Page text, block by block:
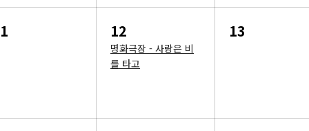
12
명화극장 - 사랑은 비
를 타고
13